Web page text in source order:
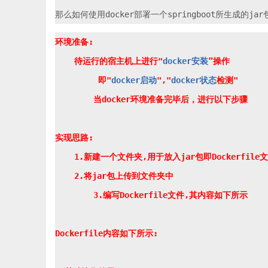
环境准备:
    待运行的宿主机上进行"
docker安装”操作
	 即"
docker启动","docker状态检测"
实现思路:
1.新建一个文件夹,用于放入jar包即Dockerfile
    2.将jar包上传到文件夹中
Dockerfile内容如下所示: